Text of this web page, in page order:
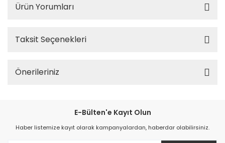
Ürün Yorumları
Taksit Seçenekleri
Önerileriniz
E-Bülten'e Kayıt Olun
Haber listemize kayıt olarak kampanyalardan, haberdar olabilirsiniz.